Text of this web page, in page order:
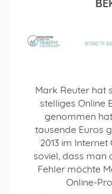
Mark Reuter hat
stelliges Online
genommen
tausende Euros
2013 im
soviel, dass man
Fehler möchte
Online-